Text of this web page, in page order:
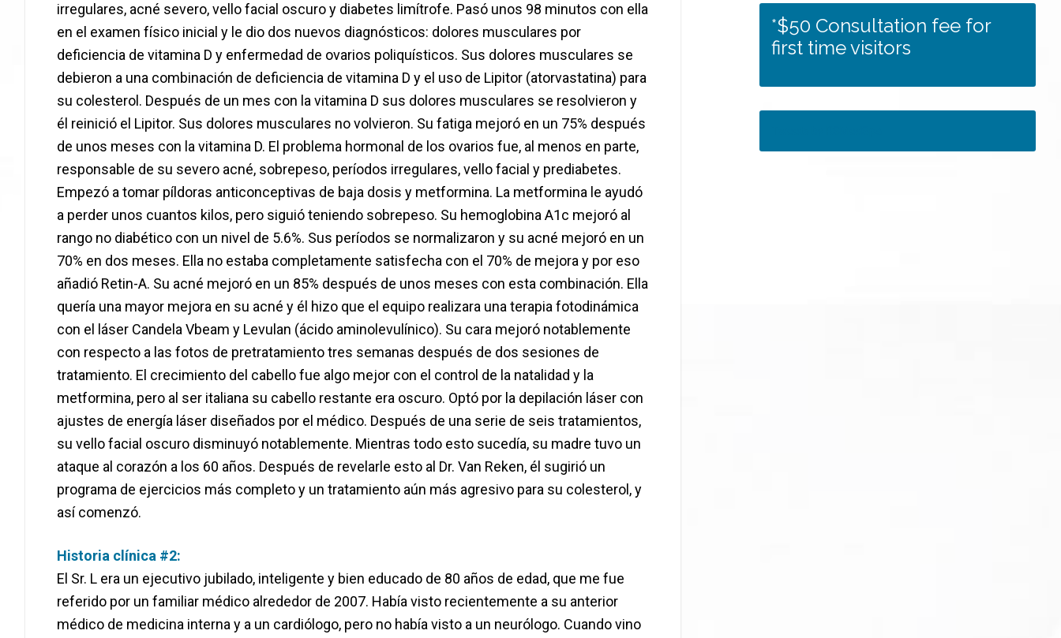
irregulares, acné severo, vello facial oscuro y diabetes limítrofe. Pasó unos 98 minutos con ella
en el examen físico inicial y le dio dos nuevos diagnósticos: dolores musculares por
deficiencia de vitamina D y enfermedad de ovarios poliquísticos. Sus dolores musculares se
debieron a una combinación de deficiencia de vitamina D y el uso de Lipitor (atorvastatina) para
su colesterol. Después de un mes con la vitamina D sus dolores musculares se resolvieron y
él reinició el Lipitor. Sus dolores musculares no volvieron. Su fatiga mejoró en un 75% después
de unos meses con la vitamina D. El problema hormonal de los ovarios fue, al menos en parte,
responsable de su severo acné, sobrepeso, períodos irregulares, vello facial y prediabetes.
Empezó a tomar píldoras anticonceptivas de baja dosis y metformina. La metformina le ayudó
a perder unos cuantos kilos, pero siguió teniendo sobrepeso. Su hemoglobina A1c mejoró al
rango no diabético con un nivel de 5.6%. Sus períodos se normalizaron y su acné mejoró en un
70% en dos meses. Ella no estaba completamente satisfecha con el 70% de mejora y por eso
añadió Retin-A. Su acné mejoró en un 85% después de unos meses con esta combinación. Ella
quería una mayor mejora en su acné y él hizo que el equipo realizara una terapia fotodinámica
con el láser Candela Vbeam y Levulan (ácido aminolevulínico). Su cara mejoró notablemente
con respecto a las fotos de pretratamiento tres semanas después de dos sesiones de
tratamiento. El crecimiento del cabello fue algo mejor con el control de la natalidad y la
metformina, pero al ser italiana su cabello restante era oscuro. Optó por la depilación láser con
ajustes de energía láser diseñados por el médico. Después de una serie de seis tratamientos,
su vello facial oscuro disminuyó notablemente. Mientras todo esto sucedía, su madre tuvo un
ataque al corazón a los 60 años. Después de revelarle esto al Dr. Van Reken, él sugirió un
programa de ejercicios más completo y un tratamiento aún más agresivo para su colesterol, y
así comenzó.
Historia clínica #2:
El Sr. L era un ejecutivo jubilado, inteligente y bien educado de 80 años de edad, que me fue
referido por un familiar médico alrededor de 2007. Había visto recientemente a su anterior
médico de medicina interna y a un cardiólogo, pero no había visto a un neurólogo. Cuando vino
*$50 Consultation fee for
first time visitors